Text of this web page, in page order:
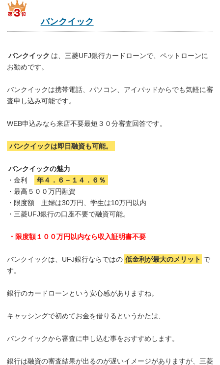
バンクイック
バンクイック は、三菱UFJ銀行カードローンで、ペットローンに
お勧めです。
バンクイックは携帯電話、パソコン、アイパッドからでも気軽に審
査申し込み可能です。
WEB申込みなら来店不要最短３０分審査回答です。
バンクイックは即日融資も可能。
バンクイックの魅力
・金利
年４．６－１４．６％
・最高５００万円融資
・限度額 主婦は30万円、学生は10万円以内
・三菱UFJ銀行の口座不要で融資可能。
・限度額１００万円以内なら収入証明書不要
バンクイックは、UFJ銀行ならではの 低金利が最大のメリット で
す。
銀行のカードローンという安心感がありますね。
キャッシングで初めてお金を借りるというかたは、
バンクイックから審査に申し込む事をおすすめします。
銀行は融資の審査結果が出るのが遅いイメージがありますが、三菱